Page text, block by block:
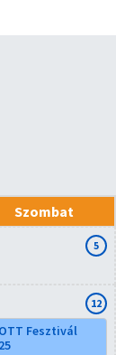
Szombat
5
12
Fesztivál